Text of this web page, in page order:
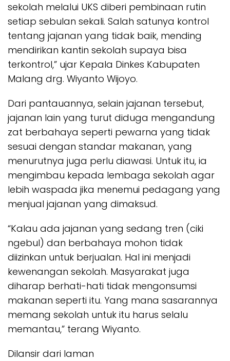
sekolah melalui UKS diberi pembinaan rutin
setiap sebulan sekali. Salah satunya kontrol
tentang jajanan yang tidak baik, mending
mendirikan kantin sekolah supaya bisa
terkontrol,” ujar Kepala Dinkes Kabupaten
Malang drg. Wiyanto Wijoyo.
Dari pantauannya, selain jajanan tersebut,
jajanan lain yang turut diduga mengandung
zat berbahaya seperti pewarna yang tidak
sesuai dengan standar makanan, yang
menurutnya juga perlu diawasi. Untuk itu, ia
mengimbau kepada lembaga sekolah agar
lebih waspada jika menemui pedagang yang
menjual jajanan yang dimaksud.
“Kalau ada jajanan yang sedang tren (ciki
ngebul) dan berbahaya mohon tidak
diizinkan untuk berjualan. Hal ini menjadi
kewenangan sekolah. Masyarakat juga
diharap berhati-hati tidak mengonsumsi
makanan seperti itu. Yang mana sasarannya
memang sekolah untuk itu harus selalu
memantau,” terang Wiyanto.
Dilansir dari laman